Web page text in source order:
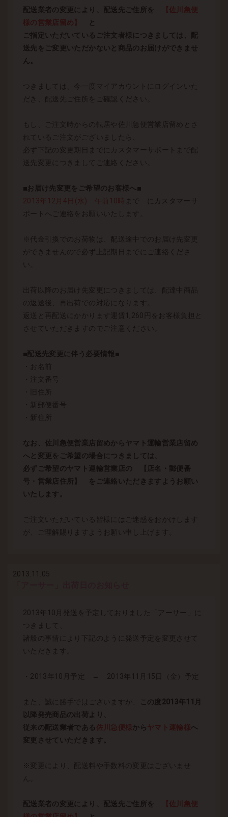
配送業者の変更により、配送先ご住所を
【佐川急便
様の営業店留め】
と
ご指定いただいているご注文者様につきましては、配
送先をご変更いただかないと商品のお届けができませ
ん。
つきましては、今一度マイアカウントにログインいた
だき、配送先ご住所をご確認ください。
もし、ご注文時からの転居や佐川急便営業店留めとさ
れているご注文がございましたら、
必ず下記の変更期日までにカスタマーサポートまで配
送先変更につきましてご連絡ください。
■お届け先変更をご希望のお客様へ■
2013年12月4日(水) 午前10時
まで にカスタマーサ
ポートへご連絡をお願いいたします。
※代金引換でのお荷物は、配送途中でのお届け先変更
ができませんので必ず上記期日までにご連絡くださ
い。
出荷以降のお届け先変更につきましては、配達中商品
の返送後、再出荷での対応になります。
返送と再配送にかかります運賃1,260円をお客様負担と
させていただきますのでご注意ください。
■配送先変更に伴う必要情報■
・お名前
・注文番号
・旧住所
・新郵便番号
・新住所
なお、佐川急便営業店留めからヤマト運輸営業店留め
へと変更をご希望の場合につきましては、
必ずご希望のヤマト運輸営業店の 【店名・郵便番
号・営業店住所】 をご連絡いただきますようお願い
いたします。
ご注文いただいている皆様にはご迷惑をおかけします
が、ご理解賜りますようお願い申し上げます。
2013.11.05
2013年10月発送を予定しておりました「アーサー」に
つきまして、
諸般の事情により下記のように発送予定を変更させて
いただきます。
・2013年10月予定 → 2013年11月15日（金）予定
また、誠に勝手ではございますが、
この度2013年11月
以降発売商品の出荷より、
従来の配送業者である 佐川急便様から ヤマト運輸様へ
変更させていただきます。
※変更により、配送料や手数料の変更はございませ
ん。
配送業者の変更により、配送先ご住所を
【佐川急便